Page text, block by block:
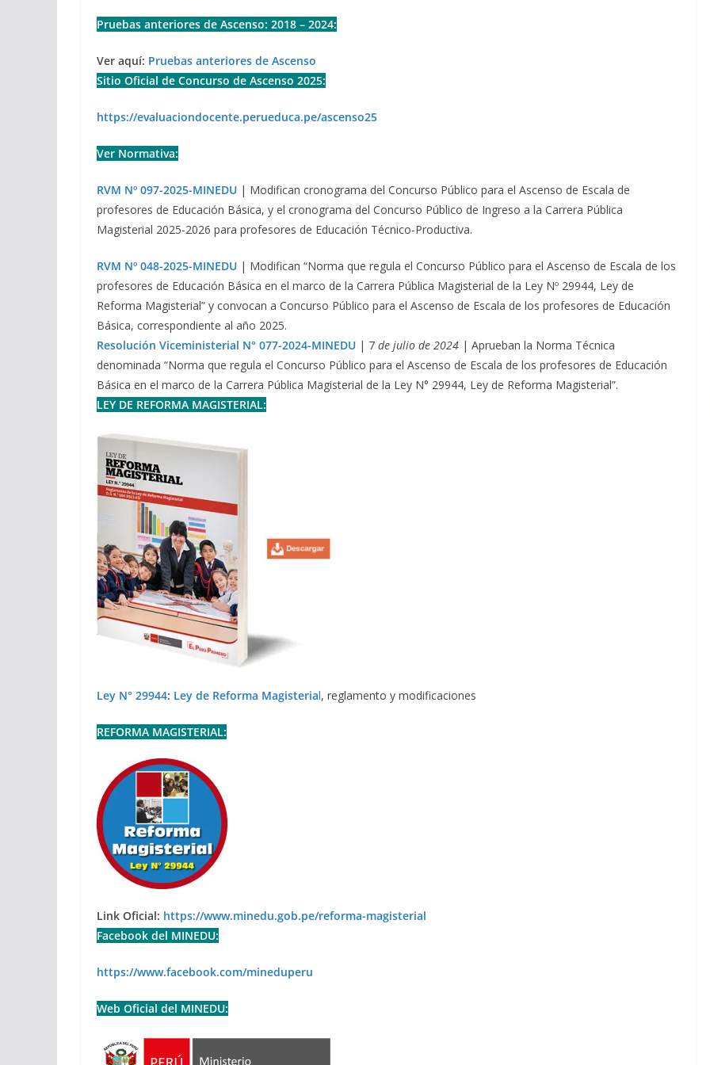
Pruebas anteriores de Ascenso: 2018 – 2024:
Ver aquí: Pruebas anteriores de Ascenso
Sitio Oficial de Concurso de Ascenso 2025:
https://evaluaciondocente.perueduca.pe/ascenso25
Ver Normativa:
RVM Nº 097-2025-MINEDU | Modifican cronograma del Concurso Público para el Ascenso de Escala de
profesores de Educación Básica, y el cronograma del Concurso Público de Ingreso a la Carrera Pública
Magisterial 2025-2026 para profesores de Educación Técnico-Productiva.
RVM Nº 048-2025-MINEDU | Modifican “Norma que regula el Concurso Público para el Ascenso de Escala de los
profesores de Educación Básica en el marco de la Carrera Pública Magisterial de la Ley Nº 29944, Ley de
Reforma Magisterial” y convocan a Concurso Público para el Ascenso de Escala de los profesores de Educación
Básica, correspondiente al año 2025.
Resolución Viceministerial N° 077-2024-MINEDU | 7 de julio de 2024 | Aprueban la Norma Técnica
denominada “Norma que regula el Concurso Público para el Ascenso de Escala de los profesores de Educación
Básica en el marco de la Carrera Pública Magisterial de la Ley N° 29944, Ley de Reforma Magisterial”.
LEY DE REFORMA MAGISTERIAL:
Ley N° 29944: Ley de Reforma Magisterial, reglamento y modificaciones
REFORMA MAGISTERIAL:
Link Oficial: https://www.minedu.gob.pe/reforma-magisterial
Facebook del MINEDU:
https://www.facebook.com/mineduperu
Web Oficial del MINEDU: